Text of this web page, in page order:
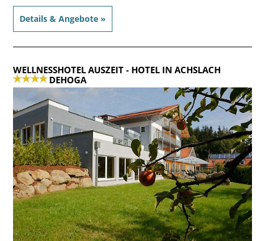
Details & Angebote »
WELLNESSHOTEL AUSZEIT- HOTEL IN ACHSLACH
DEHOGA